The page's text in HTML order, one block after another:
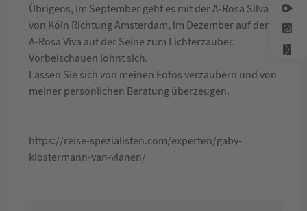
Übrigens, im September geht es mit der A-Rosa Silva
von Köln Richtung Amsterdam, im Dezember auf der
A-Rosa Viva auf der Seine zum Lichterzauber.
Vorbeischauen lohnt sich.
Lassen Sie sich von meinen Fotos verzaubern und von
meiner persönlichen Beratung überzeugen.
https://reise-spezialisten.com/experten/gaby-
klostermann-van-vianen/